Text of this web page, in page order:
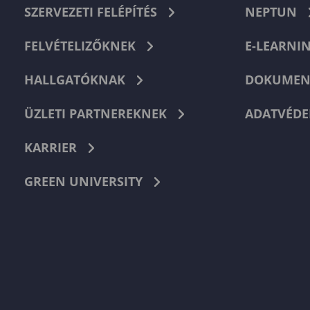
SZERVEZETI FELÉPÍTÉS
FELVÉTELIZŐKNEK
HALLGATÓKNAK
ÜZLETI PARTNEREKNEK
KARRIER
GREEN UNIVERSITY
NEPTUN
E-